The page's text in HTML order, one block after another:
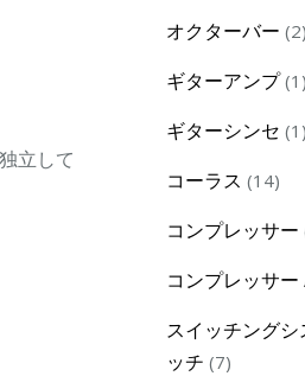
立して
オクターバー 22
ギターアンプ 1 1
ギターシンセ 1 1
コーラス 1414
コンプレッサー
コンプレッサ
スイッチング
ッチ 77